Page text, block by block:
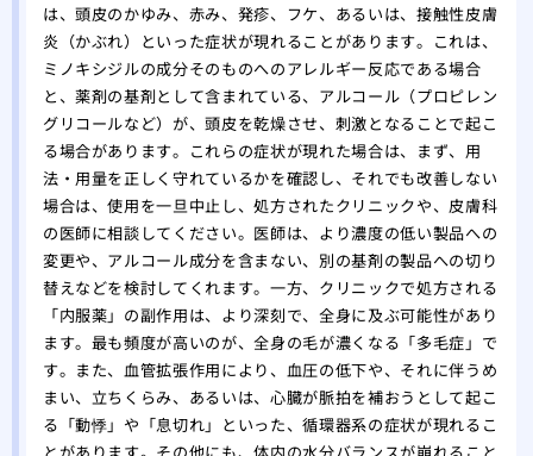
は、頭皮のかゆみ、赤み、発疹、フケ、あるいは、接触性皮膚
炎（かぶれ）といった症状が現れることがあります。これは、
ミノキシジルの成分そのものへのアレルギー反応である場合
と、薬剤の基剤として含まれている、アルコール（プロピレン
グリコールなど）が、頭皮を乾燥させ、刺激となることで起こ
る場合があります。これらの症状が現れた場合は、まず、用
法・用量を正しく守れているかを確認し、それでも改善しない
場合は、使用を一旦中止し、処方されたクリニックや、皮膚科
の医師に相談してください。医師は、より濃度の低い製品への
変更や、アルコール成分を含まない、別の基剤の製品への切り
替えなどを検討してくれます。一方、クリニックで処方される
「内服薬」の副作用は、より深刻で、全身に及ぶ可能性があり
ます。最も頻度が高いのが、全身の毛が濃くなる「多毛症」で
す。また、血管拡張作用により、血圧の低下や、それに伴うめ
まい、立ちくらみ、あるいは、心臓が脈拍を補おうとして起こ
る「動悸」や「息切れ」といった、循環器系の症状が現れるこ